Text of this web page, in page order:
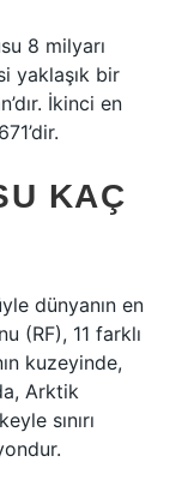
8 milyarı
yaklaşık bir
İkinci en
KAÇ
dünyanın en
(RF), 11 farklı
kuzeyinde,
Arktik
sınırı